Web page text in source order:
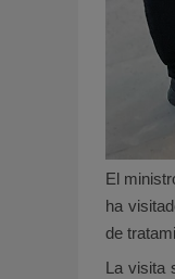
El
ha
de
La visita